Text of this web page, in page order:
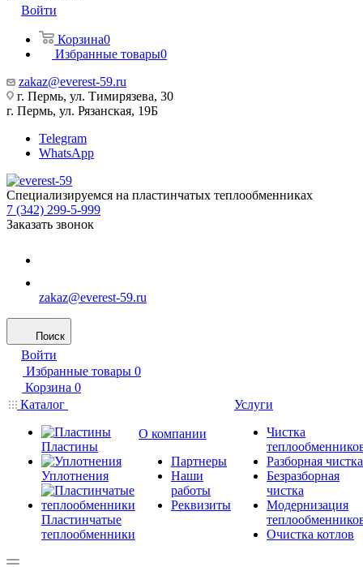
Войти
Корзина0
Избранные товары0
zakaz@everest-59.ru
г. Пермь, ул. Тимирязева, 30
г. Пермь, ул. Рязанская, 19Б
Telegram
WhatsApp
Специализируемся на пластинчатых теплообменниках
7 (342) 299-5-999
Заказать звонок
zakaz@everest-59.ru
Поиск
Войти
Избранные товары 0
Корзина 0
Каталог
Пластины
Уплотнения
Пластинчатые
теплообменники
О компании
Партнеры
Наши
работы
Реквизиты
Услуги
Чистка
Разборная чистка
Безразборная
чистка
Модернизация
Очистка котлов